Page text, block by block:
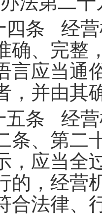
条
经
确、完整
言应当通
，并由其
条
经
条、第二
，应当全
的，经营
合法律、